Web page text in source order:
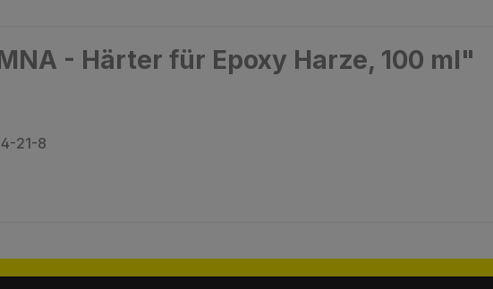
- Härter für Epoxy Harze, 100 ml"
21-8